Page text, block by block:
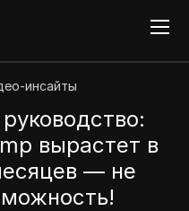
инсайты
вырастет в
— не